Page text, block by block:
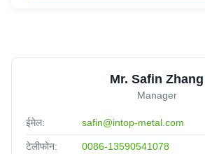
Mr. Safin Zhang
Manager
ईमेल: safin@intop-metal.com
टेलीफोन: 0086-13590541078